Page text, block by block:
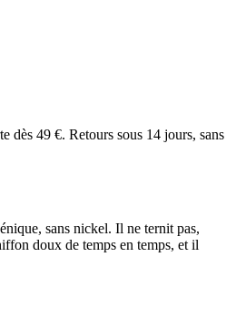
dès 49 €. Retours sous 14 jours, sans
sans nickel. Il ne ternit pas,
doux de temps en temps, et il